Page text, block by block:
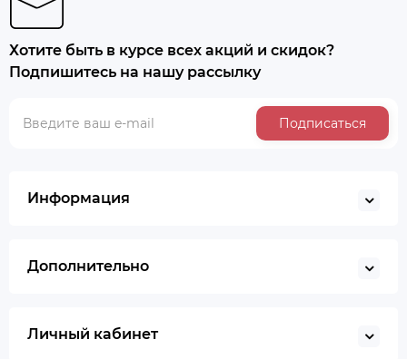
Хотите быть в курсе всех акций и скидок?
Подпишитесь на нашу рассылку
Подписаться
Информация
Дополнительно
Личный кабинет